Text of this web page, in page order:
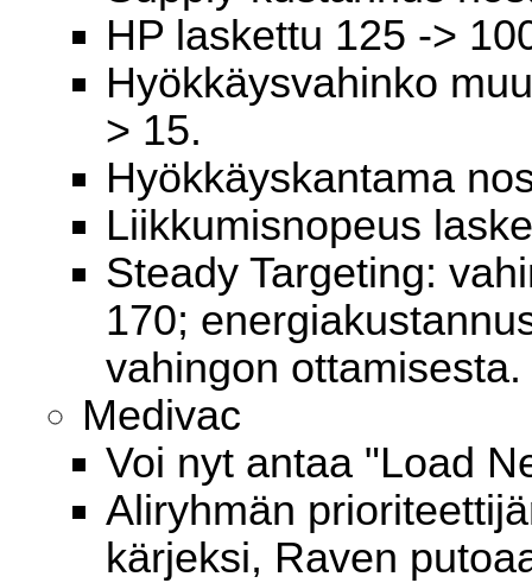
HP laskettu 125 ->
Hyökkäysvahinko
> 15.
Hyökkäyskantama
Liikkumisnopeus
Steady Targeting:
170;
vahingon ottamisesta.
Medivac
Voi nyt antaa "Load
Aliryhmän
kärjeksi, Raven